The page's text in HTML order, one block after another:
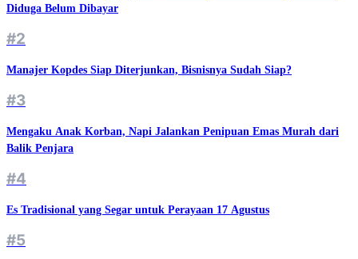
Diduga Belum Dibayar
#2
Manajer Kopdes Siap Diterjunkan, Bisnisnya Sudah Siap?
#3
Mengaku Anak Korban, Napi Jalankan Penipuan Emas Murah dari
Balik Penjara
#4
Es Tradisional yang Segar untuk Perayaan 17 Agustus
#5